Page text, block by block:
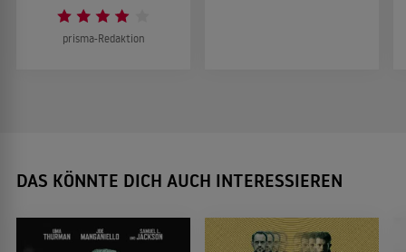
prisma-Redaktion
DAS KÖNNTE DICH AUCH INTERESSIEREN